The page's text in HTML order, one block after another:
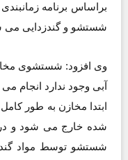
براساس برنامه
شستشو و گندزدایی می
وی افزود: شستشوی
آبی وجود ندارد انجام
ابتدا مخازن به طور
شده خارج می شود و در
شستشو توسط مواد